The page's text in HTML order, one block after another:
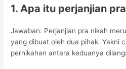
1. Apa itu perjanjian
Jawaban: Perjanjian pra nikah
yang dibuat oleh dua pihak. Yakni
pernikahan antara keduanya